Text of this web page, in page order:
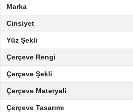
Marka
Cinsiyet
Yüz Şekli
Çerçeve Rengi
Çerçeve Şekli
Çerçeve Materyali
Çerçeve Tasarımı